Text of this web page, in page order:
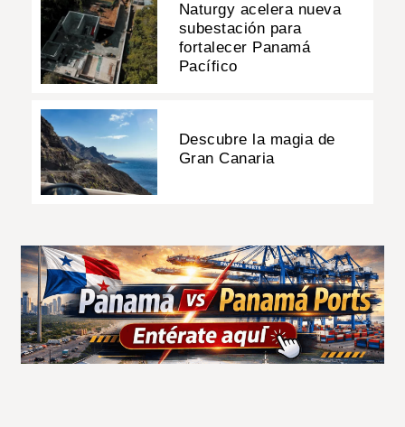
Naturgy acelera nueva
subestación para
fortalecer Panamá
Pacífico
Descubre la magia de
Gran Canaria